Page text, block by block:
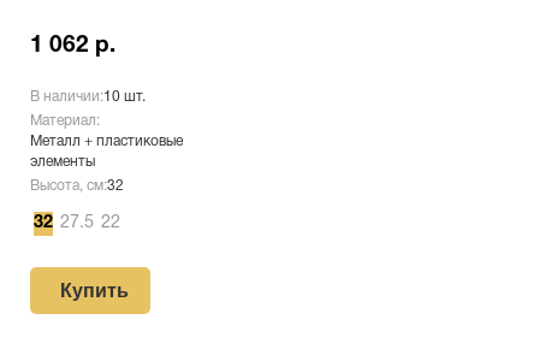
1 062 р.
В наличии:10 шт.
Материал:
Металл + пластиковые
элементы
Высота, см:32
32 27.5 22
Купить